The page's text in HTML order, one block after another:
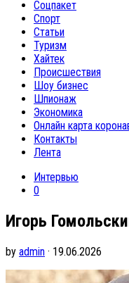
Соцпакет
Спорт
Статьи
Туризм
Хайтек
Происшествия
Шоу бизнес
Шпионаж
Экономика
Онлайн карта
Контакты
Лента
Интервью
0
Игорь
by admin · 19.06.2026